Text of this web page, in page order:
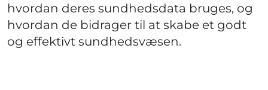
hvordan deres sundhedsdata bruges, og
hvordan de bidrager til at skabe et godt
og effektivt sundhedsvæsen.